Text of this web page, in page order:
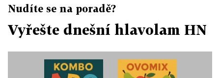
Nudíte se na poradě?
Vyřešte dnešní hlavolam HN